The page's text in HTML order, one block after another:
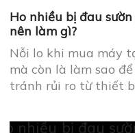
Ho nhiều bị đau
nên làm gì?
Nỗi lo khi mua máy
mà còn là làm sao
tránh rủi ro từ thiết